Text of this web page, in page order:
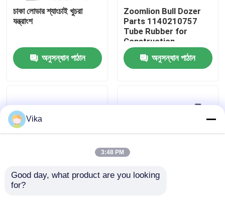
কারখানা ভ্রমণ
আমাদের সাথে যোগাযোগ করুন
উদ্ধৃতির জন্য আবেদন
চাকা লোডার শ্যাংচাই খুচরা
যন্ত্রাংশ
অনুসন্ধান পাঠান
Zoomlion Bull Dozer
Parts 1140210757
Tube Rubber for
Construction
Machinery Maintaining
অনুসন্ধান পাঠান
Zoomlion ZD160
Vika
3:48 PM
Good day, what product are you looking
for?